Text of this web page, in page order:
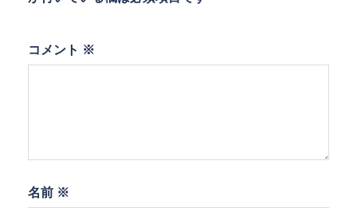
コメント ※
名前 ※